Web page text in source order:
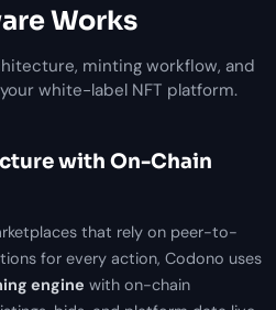
Works
minting workflow, and
white-label NFT platform.
with On-Chain
that rely on peer-to-
for every action, Codono uses
engine with on-chain